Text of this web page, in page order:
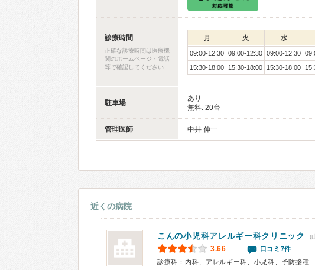
診療時間
正確な診療時間は医療機
関のホームページ・電話
等で確認してください
月 火 水
09:00-12:30 09:00-12:30 09:00-12:30
15:30-18:00
15:30-18:00 15:30-18:00
駐車場
あり
無料: 20台
管理医師 中井 伸一
近くの病院
こんの小児科アレルギー科クリニック (
3.66
口コミ7件
診療科：内科、アレルギー科、小児科、予防接種